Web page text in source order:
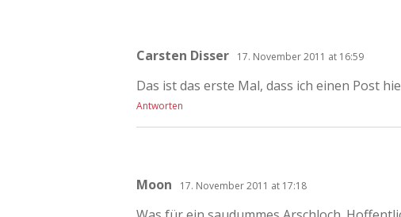
Carsten Disser 17. November 2011 at 16:59
Das ist das erste Mal, dass ich einen Post
Antworten
Moon 17. November 2011 at 17:18